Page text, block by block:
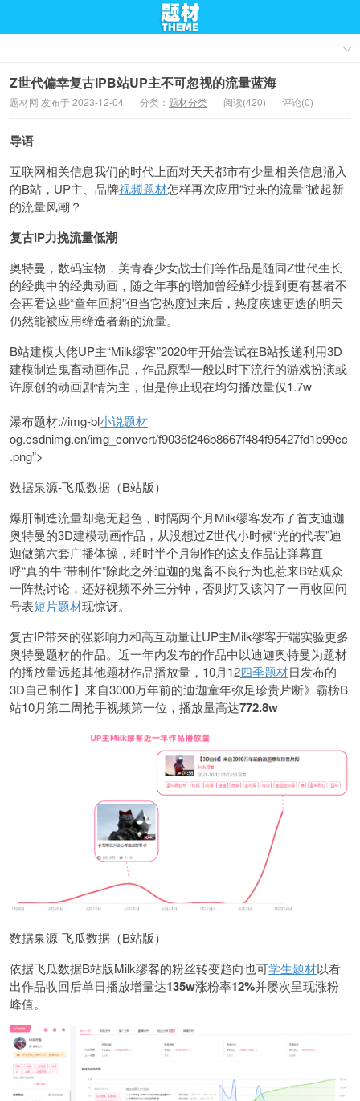
Z世代偏幸复古IPB站UP主不可忽视的流量蓝海
题材网 发布于 2023-12-04 分类： 题材分类 阅读(420) 评论(0)
导语
互联网相关信息我们的时代上面对天天都市有少量相关信息涌入
的B站，UP主、品牌视频题材怎样再次应用“过来的流量”掀起新
的流量风潮？
复古IP力挽流量低潮
奥特曼，数码宝物，美青春少女战士们等作品是随同Z世代生长
的经典中的经典动画，随之年事的增加曾经鲜少提到更有甚者不
会再看这些“童年回想”但当它热度过来后，热度疾速更迭的明天
仍然能被应用缔造者新的流量。
B站建模大佬UP主“Milk缪客”2020年开始尝试在B站投递利用3D
建模制造鬼畜动画作品，作品原型一般以时下流行的游戏扮演或
许原创的动画剧情为主，但是停止现在均匀播放量仅1.7w
瀑布题材://img-bl小说题材
og.csdnimg.cn/img_convert/f9036f246b8667f484f95427fd1b99cc
.png”>
数据泉源-飞瓜数据（B站版）
爆肝制造流量却毫无起色，时隔两个月Milk缪客发布了首支迪迦
奥特曼的3D建模动画作品，从没想过Z世代小时候“光的代表”迪
迦做第六套广播体操，耗时半个月制作的这支作品让弹幕直
呼“真的牛”带制作”除此之外迪迦的鬼畜不良行为也惹来B站观众
一阵热讨论，还好视频不外三分钟，否则灯又该闪了一再收回问
号表短片题材现惊讶。
复古IP带来的强影响力和高互动量让UP主Milk缪客开端实验更多
奥特曼题材的作品。近一年内发布的作品中以迪迦奥特曼为题材
的播放量远超其他题材作品播放量，10月12四季题材日发布的
3D自己制作】来自3000万年前的迪迦童年弥足珍贵片断》霸榜B
站10月第二周抢手视频第一位，播放量高达772.8w
数据泉源-飞瓜数据（B站版）
依据飞瓜数据B站版Milk缪客的粉丝转变趋向也可学生题材以看
出作品收回后单日播放增量达135w涨粉率12%并屡次呈现涨粉
峰值。